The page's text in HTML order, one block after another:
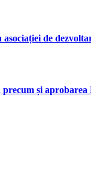
asociației de
și